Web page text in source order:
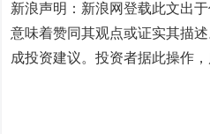
新浪声明：新浪网登载此文出
意味着赞同其观点或证实其描
成投资建议。投资者据此操作，